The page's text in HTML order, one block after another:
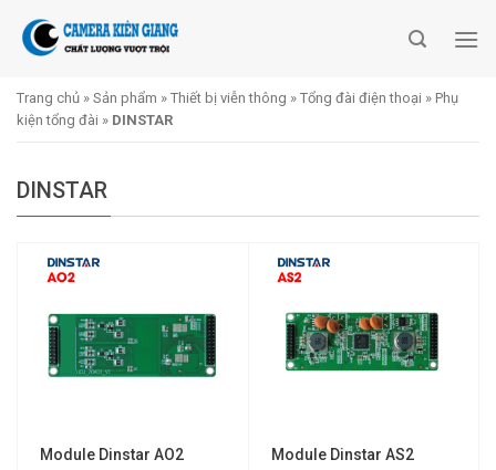
Trang chủ » Sản phẩm » Thiết bị viễn thông » Tổng đài điện thoại » Phụ
kiện tổng đài » DINSTAR
DINSTAR
Module Dinstar AO2 Module Dinstar AS2